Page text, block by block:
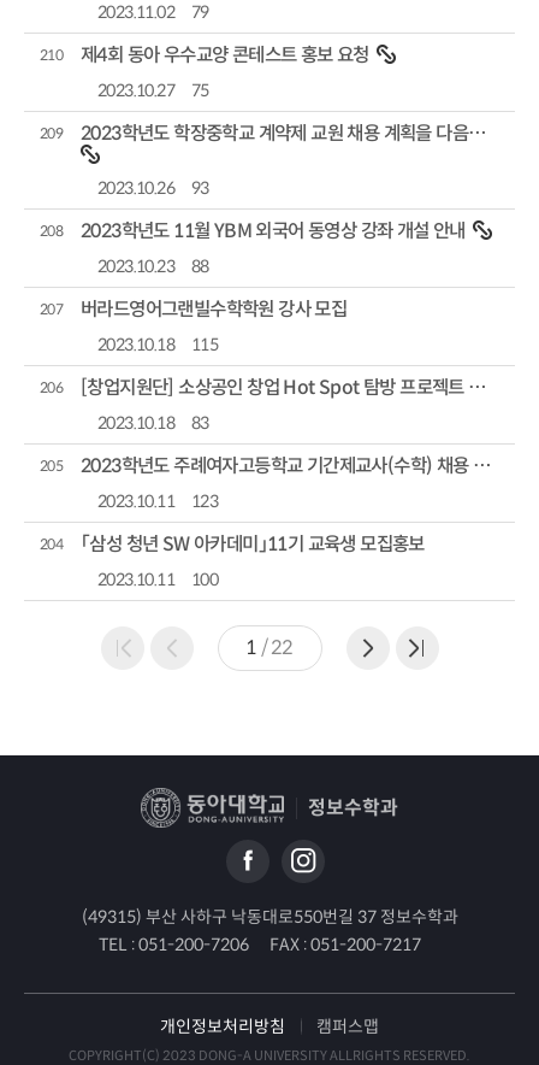
2023.11.02 79
210 제4회 동아 우수교양 콘테스트 홍보 요청
2023.10.27 75
209 2023학년도 학장중학교 계약제 교원 채용 계획을 다음과 같이 공고합니다.
2023.10.26 93
208 2023학년도 11월 YBM 외국어 동영상 강좌 개설 안내
2023.10.23 88
207 버라드영어그랜빌수학학원 강사 모집
2023.10.18 115
206 [창업지원단] 소상공인 창업 Hot Spot 탐방 프로젝트 모집공고
2023.10.18 83
205 2023학년도 주례여자고등학교 기간제교사(수학) 채용 공고(2차)
2023.10.11 123
204 「삼성 청년 SW 아카데미」11기 교육생 모집홍보
2023.10.11 100
1 /22
정보수학과
(49315) 부산 사하구 낙동대로550번길 37 정보수학과
TEL :051-200-7206 FAX :051-200-7217
개인정보처리방침 캠퍼스맵
COPYRIGHT(C) 2023 DONG-A UNIVERSITY ALLRIGHTS RESERVED.